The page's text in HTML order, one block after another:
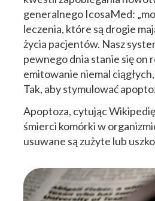
generalnego IcosaMed:
leczenia, które są drogie
życia pacjentów. Nasz
pewnego dnia stanie się on
emitowanie niemal
Tak, aby stymulować
Apoptoza, cytując
śmierci komórki w
usuwane są zużyte lub